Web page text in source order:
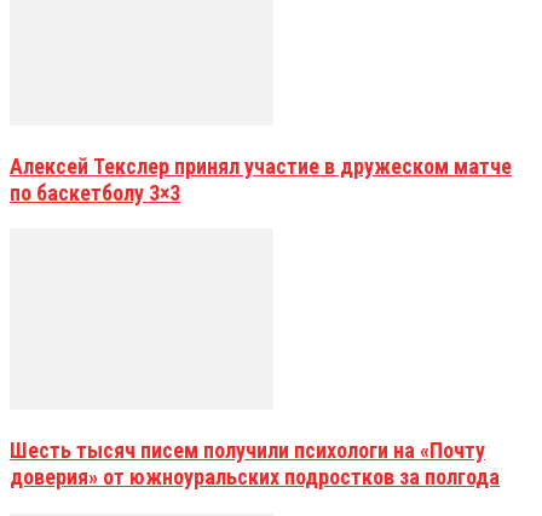
Алексей Текслер принял участие в дружеском матче
по баскетболу 3×3
Шесть тысяч писем получили психологи на «Почту
доверия» от южноуральских подростков за полгода